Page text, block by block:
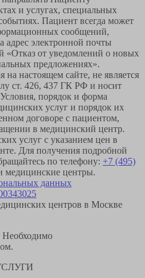
и услугах, специальных
Пациент всегда может
сообщений,
электронной почты
«Отказ от уведомлений о новых
предложениях».
настоящем сайте, не является
ст. 426, 437 ГК РФ и носит
порядок и форма
услуг и порядок их
договоре с пациентом,
в медицинский центр.
услуг с указанием цен в
Для получения подробной
по телефону: +7 (495)
медицинские центры.
данных
центров в Москве
Необходимо